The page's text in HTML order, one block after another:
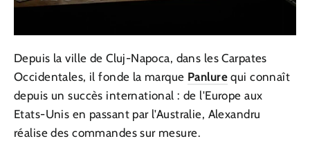
Depuis la ville de Cluj-Napoca, dans les Carpates
Occidentales, il fonde la marque Panlure qui connaît
depuis un succès international : de l'Europe aux
Etats-Unis en passant par l'Australie, Alexandru
réalise des commandes sur mesure.